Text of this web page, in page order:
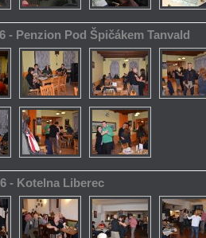
- Penzion Pod Špičákem Tanvald
- Kotelna Liberec